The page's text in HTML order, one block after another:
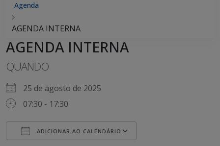
Agenda
AGENDA INTERNA
AGENDA INTERNA
QUANDO
25 de agosto de 2025
07:30 - 17:30
ADICIONAR AO CALENDÁRIO